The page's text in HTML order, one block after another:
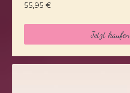
55,95 €
Jetzt kaufen